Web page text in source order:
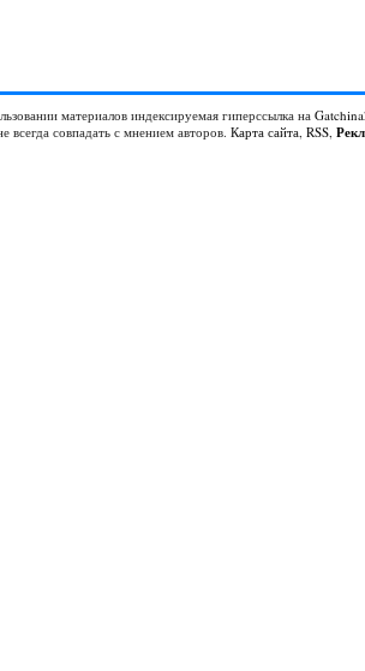
материалов индексируемая гиперссылка на
совпадать с мнением авторов. Карта сайта, RSS,